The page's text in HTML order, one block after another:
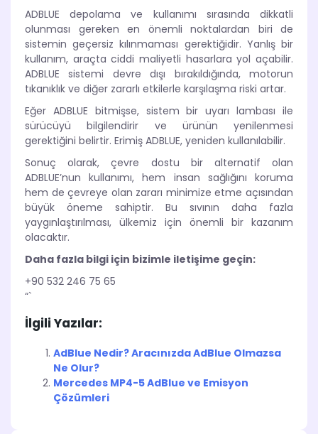
ADBLUE depolama ve kullanımı sırasında dikkatli
olunması gereken en önemli noktalardan biri de
sistemin geçersiz kılınmaması gerektiğidir. Yanlış bir
kullanım, araçta ciddi maliyetli hasarlara yol açabilir.
ADBLUE sistemi devre dışı bırakıldığında, motorun
tıkanıklık ve diğer zararlı etkilerle karşılaşma riski artar.
Eğer ADBLUE bitmişse, sistem bir uyarı lambası ile
sürücüyü bilgilendirir ve ürünün yenilenmesi
gerektiğini belirtir. Erimiş ADBLUE, yeniden kullanılabilir.
Sonuç olarak, çevre dostu bir alternatif olan
ADBLUE’nun kullanımı, hem insan sağlığını koruma
hem de çevreye olan zararı minimize etme açısından
büyük öneme sahiptir. Bu sıvının daha fazla
yaygınlaştırılması, ülkemiz için önemli bir kazanım
olacaktır.
Daha fazla bilgi için bizimle iletişime geçin:
+90 532 246 75 65
“`
İlgili Yazılar:
AdBlue Nedir? Aracınızda AdBlue Olmazsa
Ne Olur?
Mercedes MP4-5 AdBlue ve Emisyon
Çözümleri